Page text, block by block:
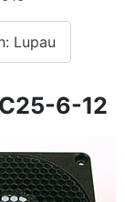
Lupau
6-12